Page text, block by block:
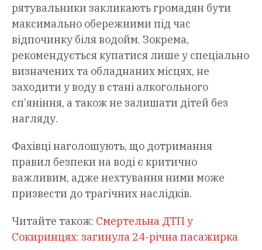
рятувальники закликають громадян бути
максимально обережними під час
відпочинку біля водойм. Зокрема,
рекомендується купатися лише у спеціально
визначених та обладнаних місцях, не
заходити у воду в стані алкогольного
сп’яніння, а також не залишати дітей без
нагляду.
Фахівці наголошують, що дотримання
правил безпеки на воді є критично
важливим, адже нехтування ними може
призвести до трагічних наслідків.
Читайте також: Смертельна ДТП у
Сокиринцях: загинула 24-річна пасажирка